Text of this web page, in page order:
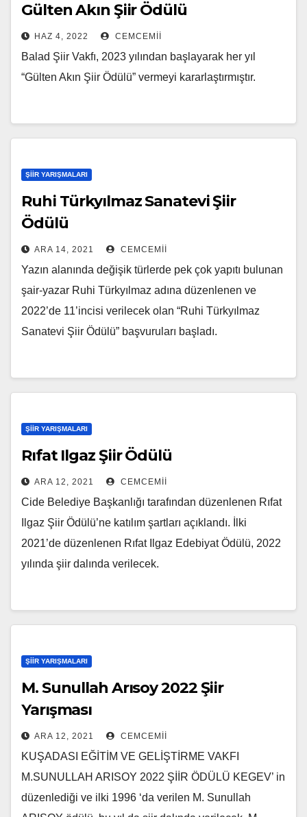
Gülten Akın Şiir Ödülü
HAZ 4, 2022 CEMCEMII
Balad Şiir Vakfı, 2023 yılından başlayarak her yıl
“Gülten Akın Şiir Ödülü” vermeyi kararlaştırmıştır.
ŞIIR YARIŞMALARI
Ruhi Türkyılmaz Sanatevi Şiir
Ödülü
ARA 14, 2021 CEMCEMII
Yazın alanında değişik türlerde pek çok yapıtı bulunan
şair-yazar Ruhi Türkyılmaz adına düzenlenen ve
2022’de 11’incisi verilecek olan “Ruhi Türkyılmaz
Sanatevi Şiir Ödülü” başvuruları başladı.
ŞIIR YARIŞMALARI
Rıfat Ilgaz Şiir Ödülü
ARA 12, 2021 CEMCEMII
Cide Belediye Başkanlığı tarafından düzenlenen Rıfat
Ilgaz Şiir Ödülü’ne katılım şartları açıklandı. İlki
2021’de düzenlenen Rıfat Ilgaz Edebiyat Ödülü, 2022
yılında şiir dalında verilecek.
ŞIIR YARIŞMALARI
M. Sunullah Arısoy 2022 Şiir
Yarışması
ARA 12, 2021 CEMCEMII
KUŞADASI EĞİTİM VE GELİŞTİRME VAKFI
M.SUNULLAH ARISOY 2022 ŞİİR ÖDÜLÜ KEGEV’ in
düzenlediği ve ilki 1996 ‘da verilen M. Sunullah